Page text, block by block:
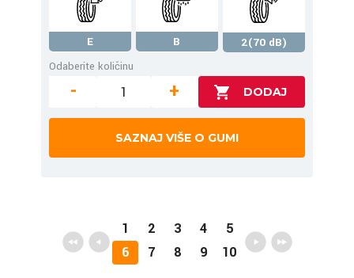
E B
2(70 dB)
Odaberite količinu
- +
SAZNAJ VIŠE O GUMI
1 2 3 4
5
6
7 8 9 10